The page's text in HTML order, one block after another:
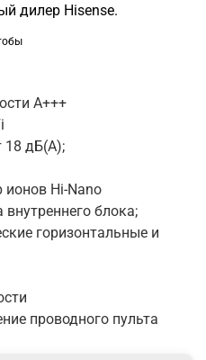
дилер Hisense.
А+++
18 дБ(А);
Hi-Nano
блока;
горизонтальные и
проводного пульта